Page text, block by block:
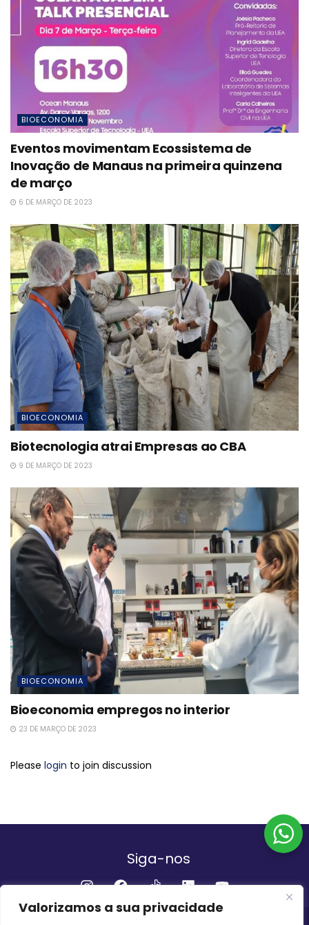
Valorizamos a sua privacidade
BIOECONOMIA
Eventos movimentam Ecossistema de
Inovação de Manaus na primeira quinzena
de março
6 DE MARÇO DE 2023
BIOECONOMIA
Biotecnologia atrai Empresas ao CBA
9 DE MARÇO DE 2023
BIOECONOMIA
Bioeconomia empregos no interior
23 DE MARÇO DE 2023
Please login to join discussion
Siga-nos
Institucional